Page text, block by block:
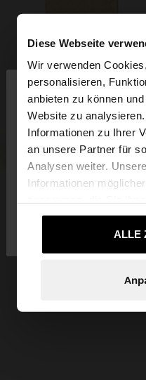
Diese Webseite
Wir verwenden
personalisieren,
anbieten zu können
Website zu
Informationen zu Ihrer
an unsere Partner für
Analysen weiter.
Informationen
die sie im Rahmen
gesammelt haben.ALLE
hallo
Sie greifen von
Möchten Sie unsere
Luxembourg